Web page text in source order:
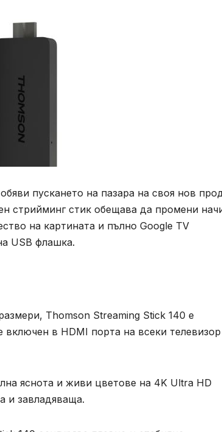
пускането на пазара на своя нов
стрийминг стик обещава да промени
на картината и пълно Google TV
USB флашка.
Thomson Streaming Stick 140 е
в HDMI порта на всеки
яснота и живи цветове на 4K Ultra HD
и завладяваща.